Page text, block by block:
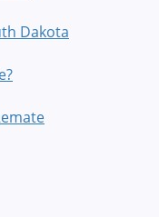
Dakota